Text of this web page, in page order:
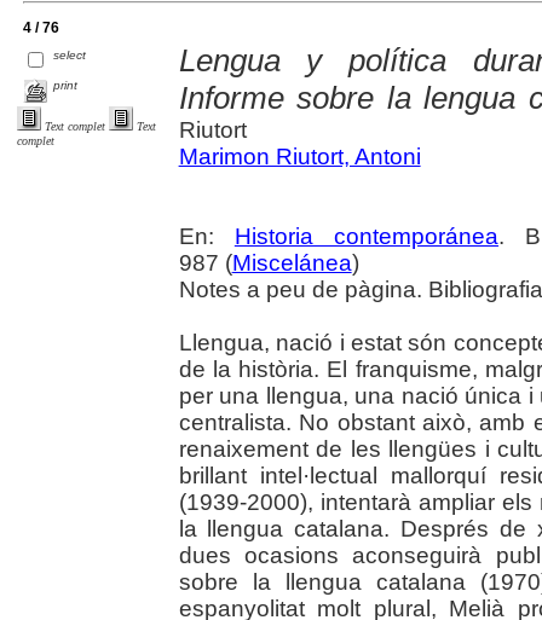
4 / 76
select
print
Text complet
Text
complet
Lengua y política
Informe sobre la lengua
Riutort
Marimon Riutort, Antoni
En: Historia contemporánea.
987 (Miscelánea)
Notes a peu de pàgina.
Llengua, nació i estat són
de la història. El franquisme,
per una llengua, una nació única
centralista. No obstant això,
renaixement de les llengües i
brillant intel·lectual mallorquí
(1939-2000), intentarà ampliar
la llengua catalana. Després
dues ocasions aconseguirà
sobre la llengua catalana
espanyolitat molt plural, Melià